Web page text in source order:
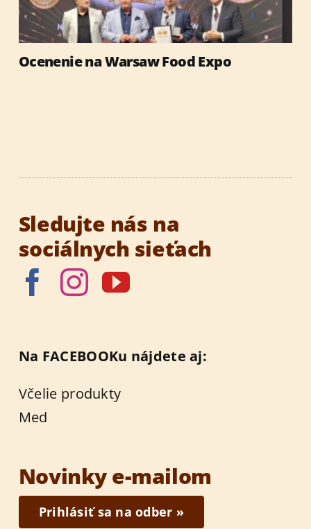
Ocenenie na Warsaw Food Expo
Sledujte nás na
sociálnych sieťach
Na FACEBOOKu nájdete aj:
Včelie produkty
Med
Novinky e-mailom
Prihlásiť sa na odber »